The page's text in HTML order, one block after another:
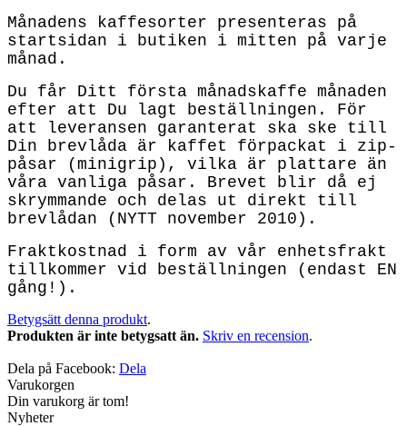
Månadens kaffesorter presenteras på
startsidan i butiken i mitten på varje
månad.
Du får Ditt första månadskaffe månaden
efter att Du lagt beställningen. För
att leveransen garanterat ska ske till
Din brevlåda är kaffet förpackat i zip-
påsar (minigrip), vilka är plattare än
våra vanliga påsar. Brevet blir då ej
skrymmande och delas ut direkt till
brevlådan (NYTT november 2010).
Fraktkostnad i form av vår enhetsfrakt
tillkommer vid beställningen (endast EN
gång!).
Betygsätt denna produkt.
Produkten är inte betygsatt än. Skriv en recension.
Dela på Facebook: Dela
Varukorgen
Din varukorg är tom!
Nyheter